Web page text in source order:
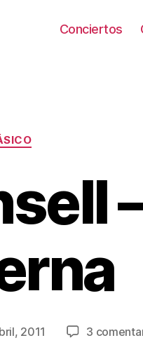
Conciertos
Categorías
2011 3